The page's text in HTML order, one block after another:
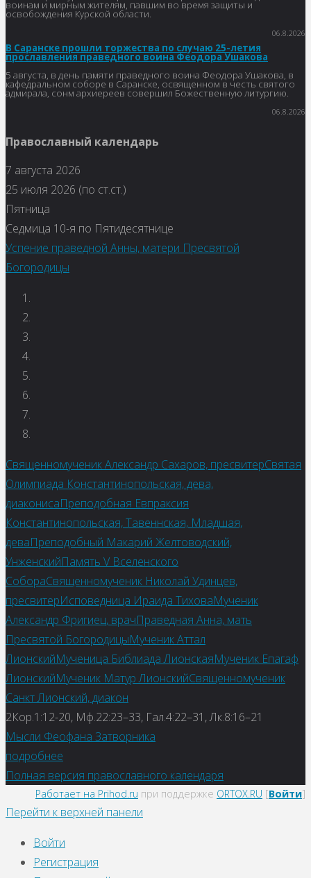
воинам и мирным жителям, павшим во время защиты и
освобождения Курской области.
06.8.2026
В Саранске прошли торжества по случаю 25-летия
прославления праведного воина Феодора Ушакова
5 августа, в день памяти праведного воина Феодора Ушакова, в
кафедральном соборе в Саранске, освященном в честь святого
адмирала, сонм архиереев совершил Божественную литургию.
06.8.2026
Православный календарь
7 августа 2026
25 июля 2026 (по ст.ст.)
Пятница
Седмица 10-я по Пятидесятнице
Успение праведной Анны, матери Пресвятой
Богородицы
Священномученик Александр Сахаров, пресвитерСвятая
Олимпиада Константинопольская, дева,
диаконисаПреподобная Евпраксия
Константинопольская, Тавеннская, Младшая,
деваПреподобный Макарий Желтоводский,
УнженскийПамять V Вселенского
СобораСвященномученик Николай Удинцев,
пресвитерИсповедница Ираида ТиховаМученик
Александр Фригиец, врачПраведная Анна, мать
Пресвятой БогородицыМученик Аттал
ЛионскийМученица Библиада ЛионскаяМученик Епагаф
ЛионскийМученик Матур ЛионскийСвященномученик
Санкт Лионский, диакон
2Кор.1:12-20, Мф.22:23–33, Гал.4:22–31, Лк.8:16–21
Мысли Феофана Затворника
подробнее
Полная версия православного календаря
Работает на Prihod.ru при поддержке ORTOX.RU [Войти]
Перейти к верхней панели
Войти
Регистрация